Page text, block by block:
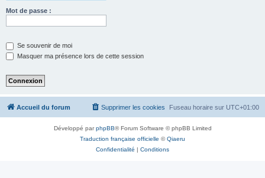
Mot de passe :
Se souvenir de moi
Masquer ma présence lors de cette session
Accueil du forum Fuseau horaire sur UTC+01:00
Supprimer les cookies
Développé parphpBB® Forum Software © phpBB Limited
Traduction française officielle ©Qiaeru
Confidentialité | Conditions